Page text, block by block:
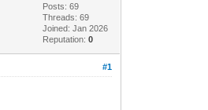
Posts: 69
Threads: 69
Joined: Jan 2026
Reputation:0
#1